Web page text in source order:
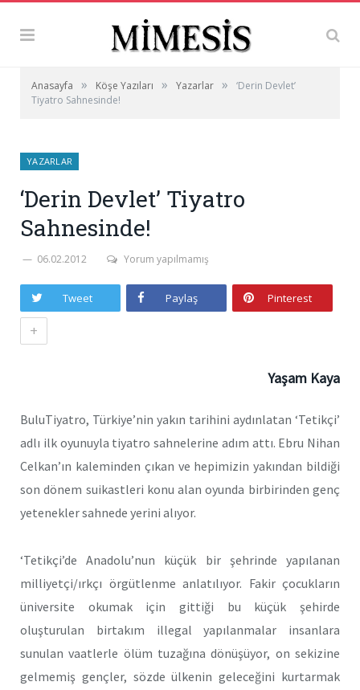
Anasayfa » Köşe Yazıları » Yazarlar »
‘Derin Devlet’
Tiyatro Sahnesinde!
YAZARLAR
‘Derin Devlet’ Tiyatro
Sahnesinde!
06.02.2012 Yorum yapılmamış
Tweet Paylaş Pinterest
+
Yaşam Kaya
BuluTiyatro, Türkiye’nin yakın tarihini aydınlatan ‘Tetikçi’
adlı ilk oyunuyla tiyatro sahnelerine adım attı. Ebru Nihan
Celkan’ın kaleminden çıkan ve hepimizin yakından bildiği
son dönem suikastleri konu alan oyunda birbirinden genç
yetenekler sahnede yerini alıyor.
‘Tetikçi’de Anadolu’nun küçük bir şehrinde yapılanan
milliyetçi/ırkçı örgütlenme anlatılıyor. Fakir çocukların
üniversite okumak için gittiği bu küçük şehirde
oluşturulan birtakım illegal yapılanmalar insanlara
sunulan vaatlerle ölüm tuzağına dönüşüyor, on sekizine
gelmemiş gençler, sözde ülkenin geleceğini kurtarmak